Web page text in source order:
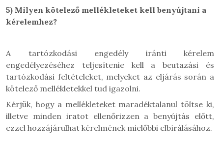
5) Milyen kötelező mellékleteket kell benyújtani a
kérelemhez?
A tartózkodási engedély iránti kérelem
engedélyezéséhez teljesítenie kell a beutazási és
tartózkodási feltételeket, melyeket az eljárás során a
kötelező mellékletekkel tud igazolni.
Kérjük, hogy a mellékleteket maradéktalanul töltse ki,
illetve minden iratot ellenőrizzen a benyújtás előtt,
ezzel hozzájárulhat kérelmének mielőbbi elbírálásához.